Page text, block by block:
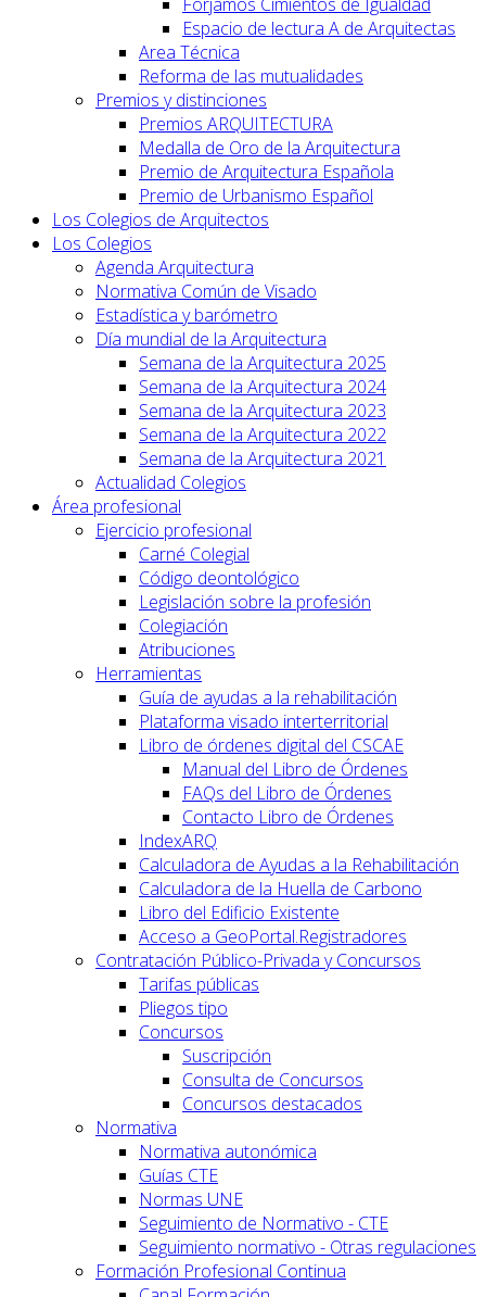
Espacio de lectura A de Arquitectas
Area Técnica
Reforma de las mutualidades
Premios y distinciones
Premios ARQUITECTURA
Medalla de Oro de la Arquitectura
Premio de Arquitectura Española
Premio de Urbanismo Español
Los Colegios de Arquitectos
Los Colegios
Agenda Arquitectura
Normativa Común de Visado
Estadística y barómetro
Día mundial de la Arquitectura
Semana de la Arquitectura 2025
Semana de la Arquitectura 2024
Semana de la Arquitectura 2023
Semana de la Arquitectura 2022
Semana de la Arquitectura 2021
Actualidad Colegios
Área profesional
Ejercicio profesional
Carné Colegial
Código deontológico
Legislación sobre la profesión
Colegiación
Atribuciones
Herramientas
Guía de ayudas a la rehabilitación
Plataforma visado interterritorial
Libro de órdenes digital del CSCAE
Manual del Libro de Órdenes
FAQs del Libro de Órdenes
Contacto Libro de Órdenes
IndexARQ
Calculadora de Ayudas a la Rehabilitación
Calculadora de la Huella de Carbono
Libro del Edificio Existente
Acceso a GeoPortal.Registradores
Contratación Público-Privada y Concursos
Tarifas públicas
Pliegos tipo
Concursos
Suscripción
Consulta de Concursos
Concursos destacados
Normativa
Normativa autonómica
Guías CTE
Normas UNE
Seguimiento de Normativo - CTE
Seguimiento normativo - Otras regulaciones
Formación Profesional Continua